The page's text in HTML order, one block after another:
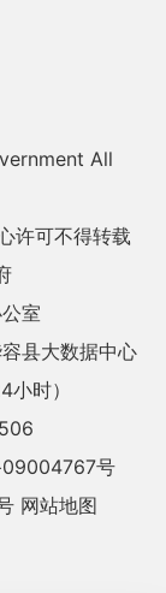
All
许可不得转载
室
县大数据中心
时）
09004767号
网站地图